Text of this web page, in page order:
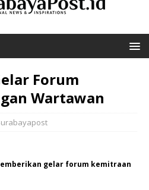
Forum
Wartawan
gelar forum kemitraan